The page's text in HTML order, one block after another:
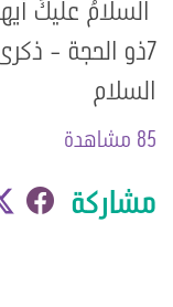
السلامُ عليكَ
7ذو الحجة -
السلام
85 مشاهدة
مشاركة